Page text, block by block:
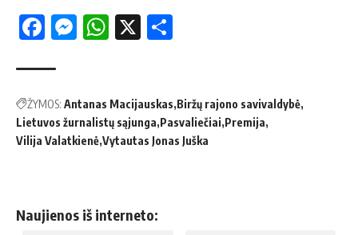
Facebook
Messenger
WhatsApp
X
ŽYMOS: Antanas Macijauskas Biržų rajono savivaldybė
Lietuvos žurnalistų sąjunga Pasvaliečiai Premija
Vilija Valatkienė Vytautas Jonas Juška
Naujienos iš interneto: